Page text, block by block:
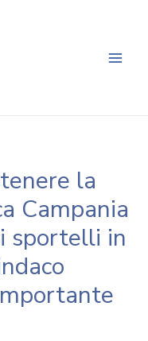
la
Campania
sportelli in